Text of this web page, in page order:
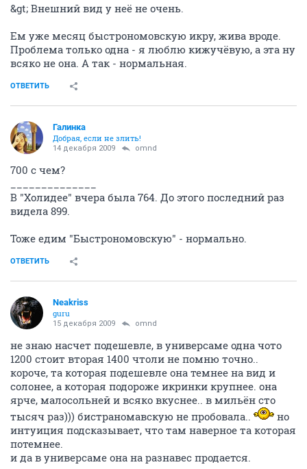
&gt; Внешний вид у неё не очень.
Ем уже месяц быстрономовскую икру, жива вроде.
Проблема только одна - я люблю кижучёвую, а эта ну
всяко не она. А так - нормальная.
ОТВЕТИТЬ
Галинка
Добрая, если не злить!
14 декабря 2009 omnd
700 с чем?
В "Холидее" вчера была 764. До этого последний раз
видела 899.
Тоже едим "Быстрономовскую" - нормально.
ОТВЕТИТЬ
Neakriss
guru
15 декабря 2009 omnd
не знаю насчет подешевле, в универсаме одна чото
1200 стоит вторая 1400 чтоли не помню точно..
короче, та которая подешевле она темнее на вид и
солонее, а которая подороже икринки крупнее. она
ярче, малосольней и всяко вкуснее.. в мильён сто
тысяч раз))) бистраномавскую не пробовала..
но
интуиция подсказывает, что там наверное та которая
потемнее.
и да в универсаме она на разнавес продается.